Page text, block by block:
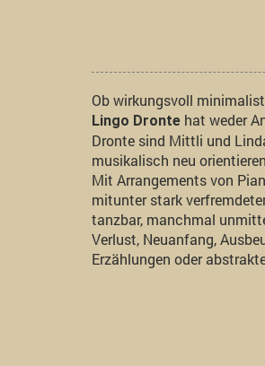
Ob wirkungsvoll
Lingo Dronte hat weder
Dronte sind Mittli und
musikalisch neu
Mit Arrangements von
mitunter stark
tanzbar, manchmal
Verlust, Neuanfang,
Erzählungen oder